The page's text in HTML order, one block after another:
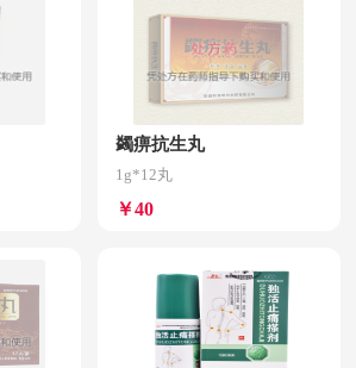
蠲痹抗生丸
1g*12丸
￥40